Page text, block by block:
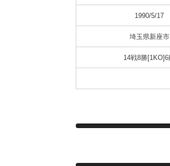
1990/5/17
埼玉県新座市
14戦8勝[1KO]6